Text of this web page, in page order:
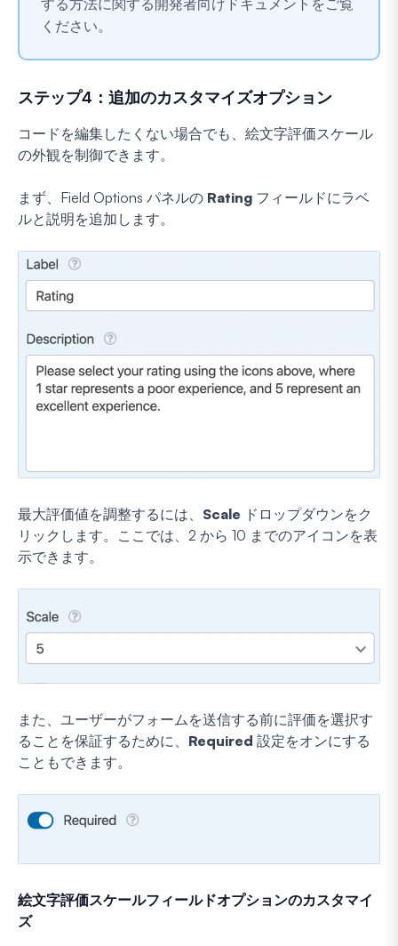
する方法に関する開発者向けドキュメントをご覧
ください。
ステップ4：追加のカスタマイズオプション
コードを編集したくない場合でも、絵文字評価スケール
の外観を制御できます。
まず、Field Options パネルの Rating フィールドにラベ
ルと説明を追加します。
最大評価値を調整するには、 Scale ドロップダウンをク
リックします。ここでは、2 から 10 までのアイコンを表
示できます。
また、ユーザーがフォームを送信する前に評価を選択す
ることを保証するために、 Required 設定をオンにする
こともできます。
絵文字評価スケールフィールドオプションのカスタマイ
ズ